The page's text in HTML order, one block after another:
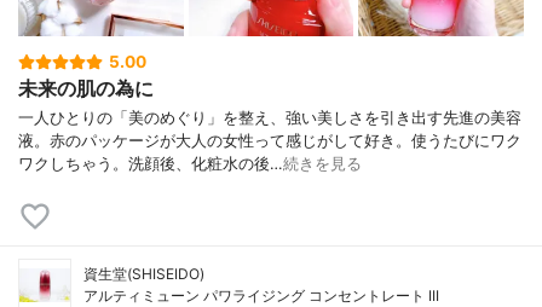
5.00
未来の肌の為に
一人ひとりの「美のめぐり」を整え、強い美しさを引き出す先進の美容
液。赤のパッケージが大人の女性って感じがして好き。使うたびにワク
ワクしちゃう。洗顔後、化粧水の後…続きを見る
資生堂(SHISEIDO)
アルティミューン パワライジング コンセントレート III